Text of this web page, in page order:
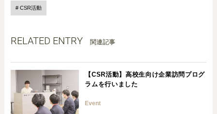
CSR活動
RELATED ENTRY 関連記事
【CSR活動】高校生向け企業訪問プログ
ラムを行いました
Event